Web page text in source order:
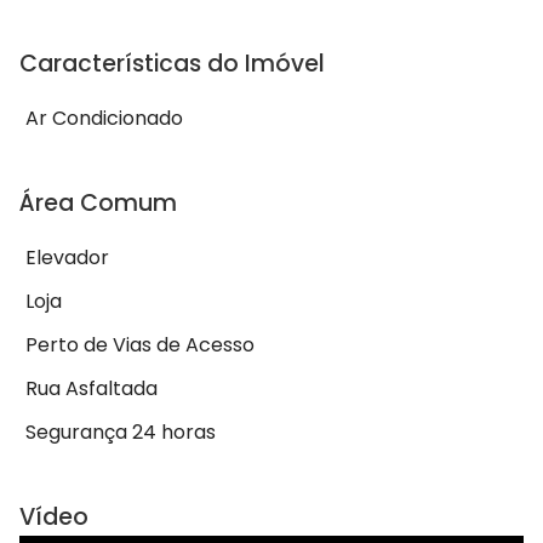
Características do Imóvel
Ar Condicionado
Área Comum
Elevador
Loja
Perto de Vias de Acesso
Rua Asfaltada
Segurança 24 horas
Vídeo